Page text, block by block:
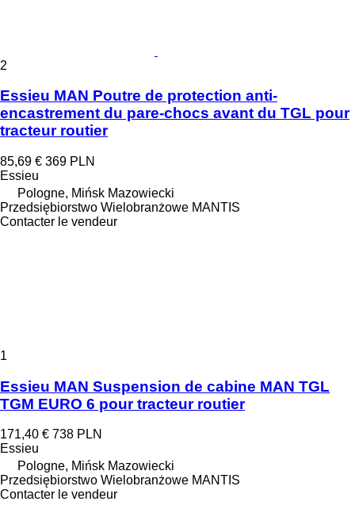
2
Essieu MAN Poutre de protection anti-
encastrement du pare-chocs avant du TGL pour
tracteur routier
85,69 € 369 PLN
Essieu
Pologne, Mińsk Mazowiecki
Przedsiębiorstwo Wielobranżowe MANTIS
Contacter le vendeur
1
Essieu MAN Suspension de cabine MAN TGL
TGM EURO 6 pour tracteur routier
171,40 € 738 PLN
Essieu
Pologne, Mińsk Mazowiecki
Przedsiębiorstwo Wielobranżowe MANTIS
Contacter le vendeur